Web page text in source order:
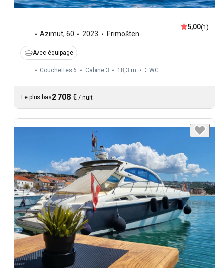
Azimut, 60 2023 Primošten
5,00(1)
Avec équipage
Couchettes 6 Cabine 3 18,3 m 3 WC
Le plus bas2 708 € / nuit